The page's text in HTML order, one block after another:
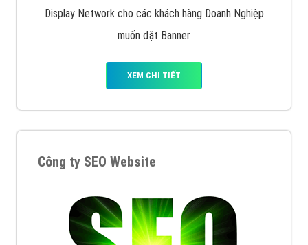
Display Network cho các khách hàng Doanh Nghiệp
muốn đặt Banner
XEM CHI TIẾT
Công ty SEO Website